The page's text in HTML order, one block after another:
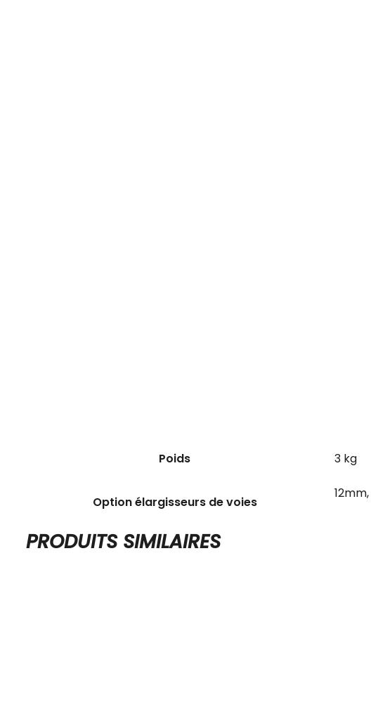
Poids 3 kg
Option élargisseurs de voies
12mm,
PRODUITS SIMILAIRES